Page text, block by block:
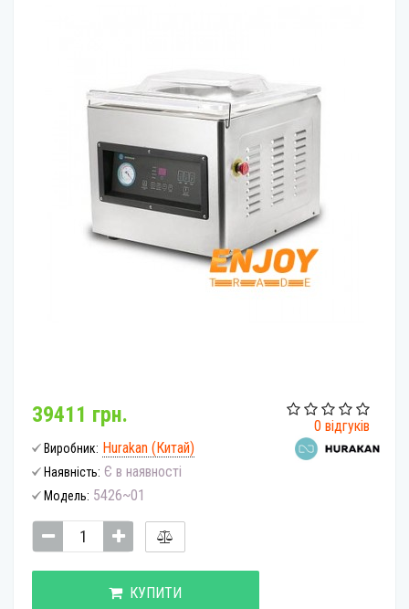
0 відгуків
39411 грн.
Виробник: Hurakan (Китай)
Наявність: Є в наявності
Модель: 5426~01
КУПИТИ